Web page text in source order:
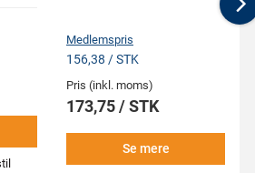
Medlemspris
156,38 / STK
Pris (inkl. moms)
173,75 / STK
Se mere